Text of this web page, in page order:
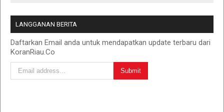
LANGGANAN BERITA
Daftarkan Email anda untuk mendapatkan update terbaru dari
KoranRiau.Co